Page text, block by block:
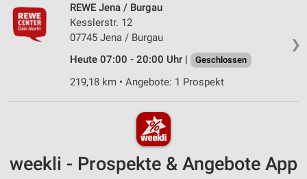
❯
REWE Jena / Burgau
Kesslerstr. 12
07745 Jena / Burgau
Heute 07:00 - 20:00 Uhr |
Geschlossen
219,18 km • Angebote: 1 Prospekt
weekli - Prospekte & Angebote App